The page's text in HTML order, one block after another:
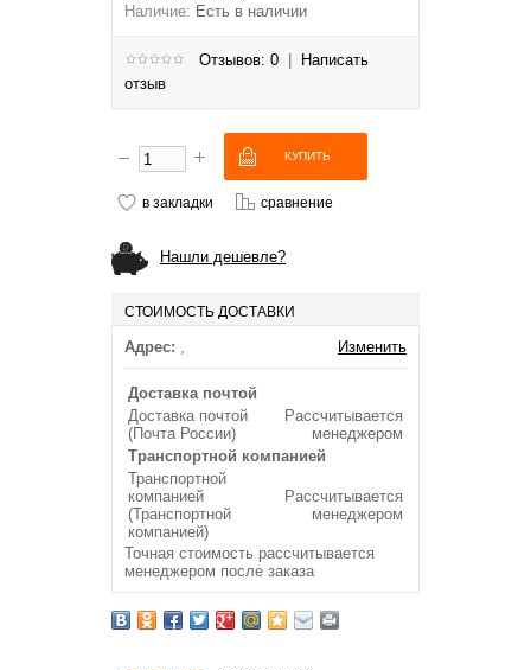
Наличие: Есть в наличии
Отзывов: 0
Написать
отзыв
в закладки сравнение
Нашли дешевле?
СТОИМОСТЬ ДОСТАВКИ
Адрес: , Изменить
Доставка почтой
Доставка почтой
(Почта России)
Рассчитывается
менеджером
Транспортной компанией
Транспортной
компанией
(Транспортной
компанией)
Рассчитывается
менеджером
Точная стоимость рассчитывается
менеджером после заказа